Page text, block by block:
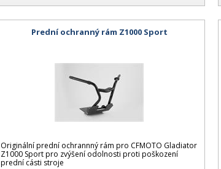
Prední ochranný rám Z1000 Sport
Originální prední ochrannný rám pro CFMOTO Gladiator
Z1000 Sport pro zvýšení odolnosti proti poškození
prední cásti stroje